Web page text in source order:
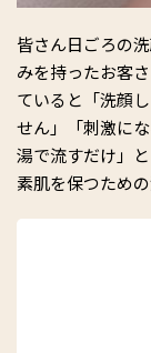
皆さん日ごろの
みを持ったお客
ていると「洗顔
せん」「刺激に
湯で流すだけ」
素肌を保つため